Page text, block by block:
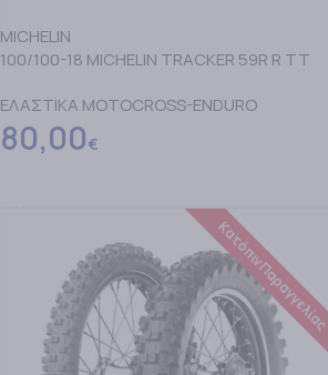
MICHELIN
100/100-18 MICHELIN TRACKER 59R R TT
ΕΛΑΣΤΙΚΑ MOTOCROSS-ENDURO
80,00€
Κατόπιν Παραγγελίας